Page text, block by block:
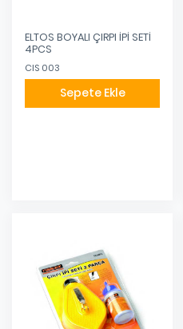
ELTOS BOYALI ÇIRPI İPİ SETİ
4PCS
CIS 003
Sepete Ekle